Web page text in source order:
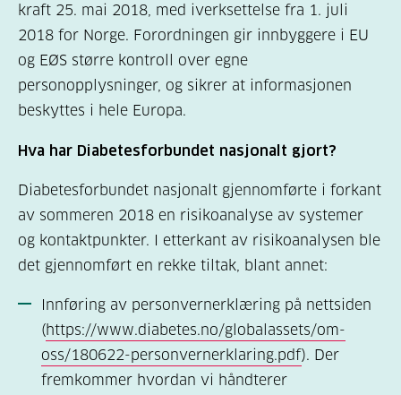
kraft 25. mai 2018, med iverksettelse fra 1. juli
2018 for Norge. Forordningen gir innbyggere i EU
og EØS større kontroll over egne
personopplysninger, og sikrer at informasjonen
beskyttes i hele Europa.
Hva har Diabetesforbundet nasjonalt gjort?
Diabetesforbundet nasjonalt gjennomførte i forkant
av sommeren 2018 en risikoanalyse av systemer
og kontaktpunkter. I etterkant av risikoanalysen ble
det gjennomført en rekke tiltak, blant annet:
Innføring av personvernerklæring på nettsiden
(https://www.diabetes.no/globalassets/om-
oss/180622-personvernerklaring.pdf). Der
fremkommer hvordan vi håndterer